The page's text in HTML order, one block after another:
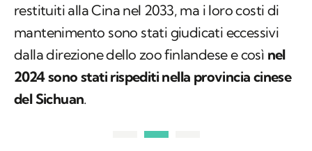
restituiti alla Cina nel 2033, ma i loro costi di
mantenimento sono stati giudicati eccessivi
dalla direzione dello zoo finlandese e così nel
2024 sono stati rispediti nella provincia cinese
del Sichuan.